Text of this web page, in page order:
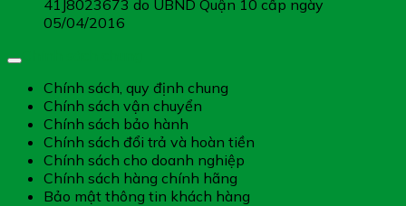
41J8023673 do UBND Quận 10 cấp ngày
05/04/2016
Chính sách, quy định chung
Chính sách vận chuyển
Chính sách bảo hành
Chính sách đổi trả và hoàn tiền
Chính sách cho doanh nghiệp
Chính sách hàng chính hãng
Bảo mật thông tin khách hàng